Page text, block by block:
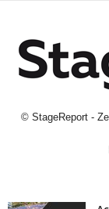
© StageReport -